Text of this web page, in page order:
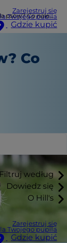
Zarejestruj się
Twojego pupila
Gdzie kupić
Filtruj według
Dowiedz się
O Hill's
Zarejestruj się
Twojego pupila
Gdzie kupić
Co należy wiedzieć
Co